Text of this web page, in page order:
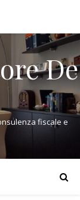
De
fiscale e